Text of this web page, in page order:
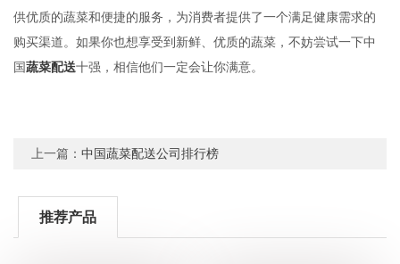
供优质的蔬菜和便捷的服务，为消费者提供了一个满足健康需求的
购买渠道。如果你也想享受到新鲜、优质的蔬菜，不妨尝试一下中
国蔬菜配送十强，相信他们一定会让你满意。
上一篇：中国蔬菜配送公司排行榜
推荐产品